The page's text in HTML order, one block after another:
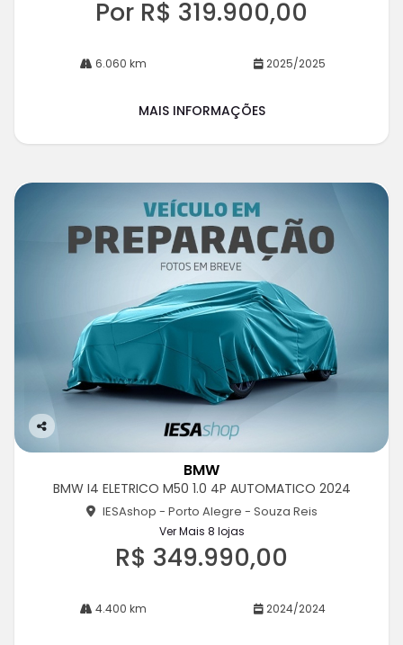
Por R$ 319.900,00
6.060 km 2025/2025
MAIS INFORMAÇÕES
Co
BMW
BMW I4 ELETRICO M50 1.0 4P AUTOMATICO 2024
IESAshop - Porto Alegre - Souza Reis
Ver Mais 8 lojas
R$ 349.990,00
4.400 km 2024/2024